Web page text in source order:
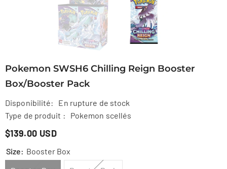
Pokemon SWSH6 Chilling Reign Booster
Box/Booster Pack
Disponibilité:
En rupture de stock
Type de produit :
Pokemon scellés
$139.00 USD
Size: Booster Box